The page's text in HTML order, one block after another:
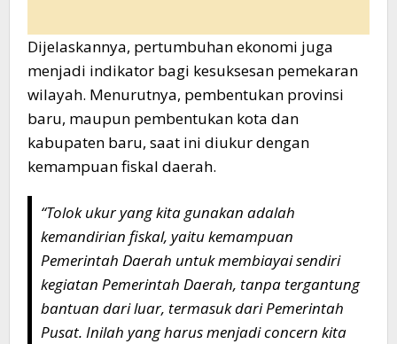
Dijelaskannya, pertumbuhan ekonomi juga
menjadi indikator bagi kesuksesan pemekaran
wilayah. Menurutnya, pembentukan provinsi
baru, maupun pembentukan kota dan
kabupaten baru, saat ini diukur dengan
kemampuan fiskal daerah.
“Tolok ukur yang kita gunakan adalah
kemandirian fiskal, yaitu kemampuan
Pemerintah Daerah untuk membiayai sendiri
kegiatan Pemerintah Daerah, tanpa tergantung
bantuan dari luar, termasuk dari Pemerintah
Pusat. Inilah yang harus menjadi concern kita